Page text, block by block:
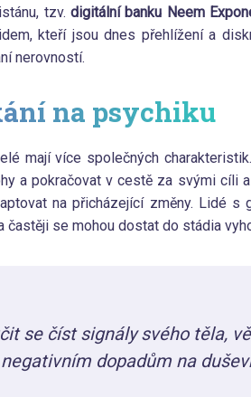
tzv. digitální banku Neem
kteří jsou dnes přehlížení a
nerovností.
na psychiku
mají více společných
a pokračovat v cestě za svými cíli
na přicházející změny. Lidé s
se mohou dostat do stádia
se číst signály svého těla,
dopadům na